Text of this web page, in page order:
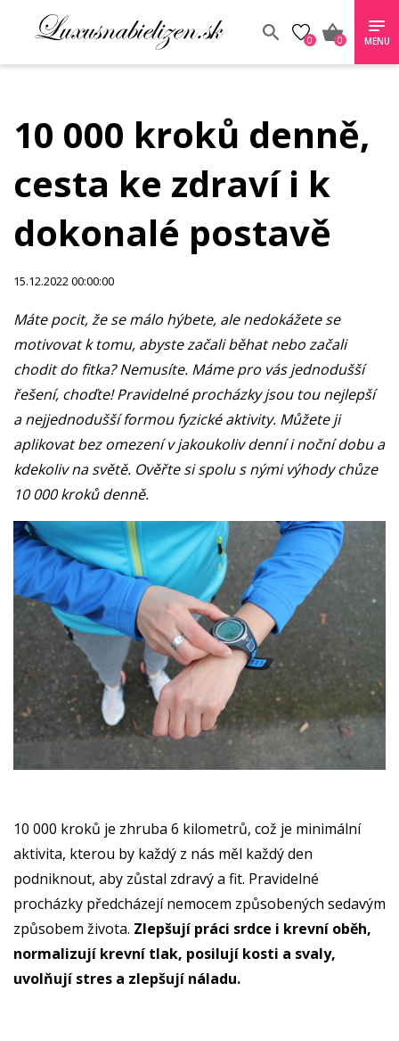
0 0 MENU
10 000 kroků denně,
cesta ke zdraví i k
dokonalé postavě
15.12.2022 00:00:00
Máte pocit, že se málo hýbete, ale nedokážete se
motivovat k tomu, abyste začali běhat nebo začali
chodit do fitka? Nemusíte. Máme pro vás jednodušší
řešení, choďte! Pravidelné procházky jsou tou nejlepší
a nejjednodušší formou fyzické aktivity. Můžete ji
aplikovat bez omezení v jakoukoliv denní i noční dobu a
kdekoliv na světě. Ověřte si spolu s nými výhody chůze
10 000 kroků denně.
10 000 kroků je zhruba 6 kilometrů, což je minimální
aktivita, kterou by každý z nás měl každý den
podniknout, aby zůstal zdravý a fit. Pravidelné
procházky předcházejí nemocem způsobených sedavým
způsobem života. Zlepšují práci srdce i krevní oběh,
normalizují krevní tlak, posilují kosti a svaly,
uvolňují stres a zlepšují náladu.